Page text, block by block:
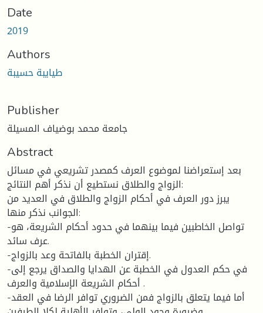
Date
2019
Authors
طيايبة حسيبة
Publisher
جامعة محمد بوضياف المسيلة
Abstract
بعد إستعراضنا لموضوع العرف كمصدر تشريعي في مسائل
الزواج والطلاق نستطيع أن نذكر أهم النتائج:
يبرز دور العرف في أحكام الزواج والطلاق في العديد من
الجوانب نذكر منها:
-تواصل الخاطبين فيما بينهما في حدود أحكام الشريعة، هو
عرف سائد.
-إقتران الخطبة بالفاتحة وعد بالزواج.
-في حكم العدول في الخطبة عن الهدايا والصداق يرجع إلى
أحكام الشريعة الإسلامية والعرف .
-أما فيما يتعلق بالزواج فمن الضروري توافر الرضا في العقد